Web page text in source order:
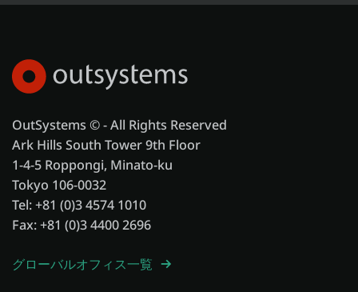
OutSystems © - All Rights Reserved
Ark Hills South Tower 9th Floor
1-4-5 Roppongi, Minato-ku
Tokyo 106-0032
Tel: +81 (0)3 4574 1010
Fax: +81 (0)3 4400 2696
グローバルオフィス一覧